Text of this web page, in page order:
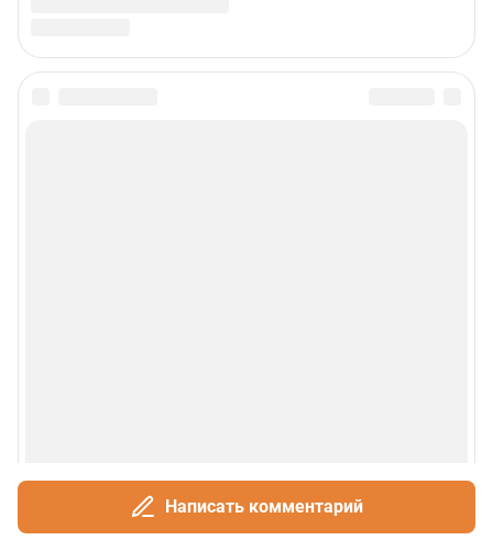
Написать комментарий